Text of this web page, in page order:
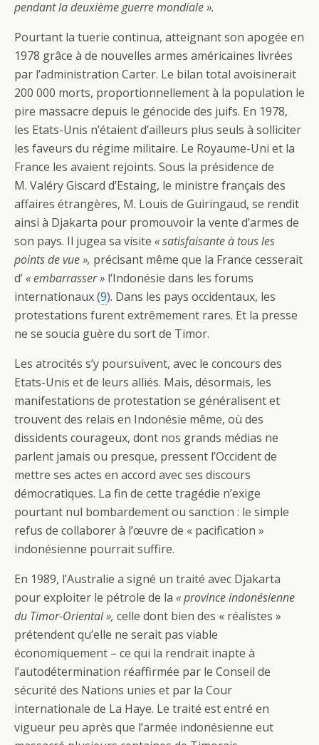
pendant la deuxième guerre mondiale ».
Pourtant la tuerie continua, atteignant son apogée en
1978 grâce à de nouvelles armes américaines livrées
par l’administration Carter. Le bilan total avoisinerait
200 000 morts, proportionnellement à la population le
pire massacre depuis le génocide des juifs. En 1978,
les Etats-Unis n’étaient d’ailleurs plus seuls à solliciter
les faveurs du régime militaire. Le Royaume-Uni et la
France les avaient rejoints. Sous la présidence de
M. Valéry Giscard d’Estaing, le ministre français des
affaires étrangères, M. Louis de Guiringaud, se rendit
ainsi à Djakarta pour promouvoir la vente d’armes de
son pays. Il jugea sa visite « satisfaisante à tous les
points de vue », précisant même que la France cesserait
d’« embarrasser » l’Indonésie dans les forums
internationaux (9). Dans les pays occidentaux, les
protestations furent extrêmement rares. Et la presse
ne se soucia guère du sort de Timor.
Les atrocités s’y poursuivent, avec le concours des
Etats-Unis et de leurs alliés. Mais, désormais, les
manifestations de protestation se généralisent et
trouvent des relais en Indonésie même, où des
dissidents courageux, dont nos grands médias ne
parlent jamais ou presque, pressent l’Occident de
mettre ses actes en accord avec ses discours
démocratiques. La fin de cette tragédie n’exige
pourtant nul bombardement ou sanction : le simple
refus de collaborer à l’œuvre de « pacification »
indonésienne pourrait suffire.
En 1989, l’Australie a signé un traité avec Djakarta
pour exploiter le pétrole de la « province indonésienne
du Timor-Oriental », celle dont bien des « réalistes »
prétendent qu’elle ne serait pas viable
économiquement – ce qui la rendrait inapte à
l’autodétermination réaffirmée par le Conseil de
sécurité des Nations unies et par la Cour
internationale de La Haye. Le traité est entré en
vigueur peu après que l’armée indonésienne eut